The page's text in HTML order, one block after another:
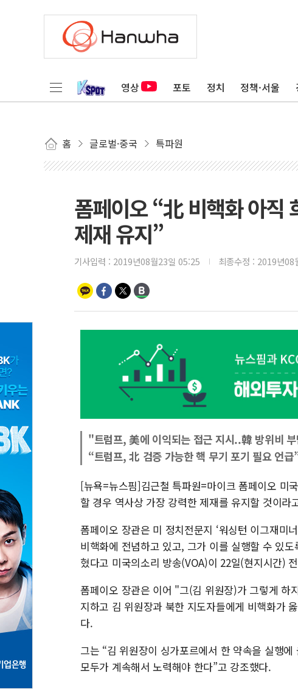
영상 포토 정치 정책·서울
홈 글로벌·중국 특파원
폼페이오 “北 비핵화 아
제재 유지”
기사입력 : 2019년08월23일 05:25 최종수정 : 2019년08
"트럼프, 美에 이익되는 접근 지시..韓 방위비
“트럼프, 北 검증 가능한 핵 무기 포기 필요 언급
[뉴욕=뉴스핌]김근철 특파원=마이크 폼페이오 미
할 경우 역사상 가장 강력한 제재를 유지할 것이라
폼페이오 장관은 미 정치전문지 ‘워싱턴 이그재미
비핵화에 전념하고 있고, 그가 이를 실행할 수 있
혔다고 미국의소리 방송(VOA)이 22일(현지시간)
폼페이오 장관은 이어 "그(김 위원장)가 그렇게 하
지하고 김 위원장과 북한 지도자들에게 비핵화가
다.
그는 “김 위원장이 싱가포르에서 한 약속을 실행
모두가 계속해서 노력해야 한다”고 강조했다.